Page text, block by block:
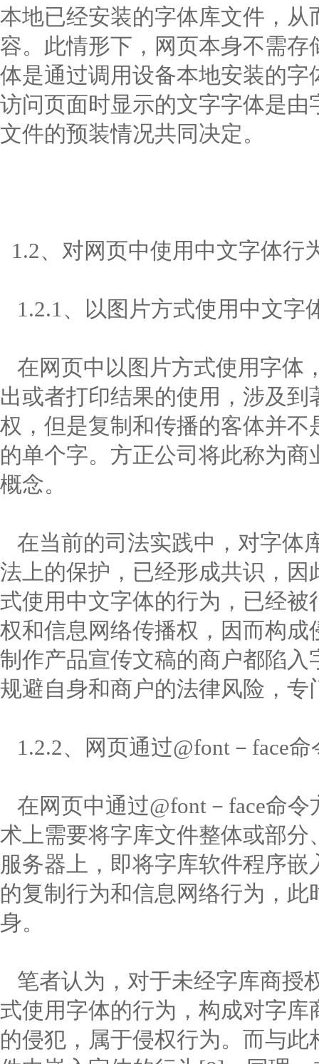
本地已经安装的字体库文件，
容。此情形下，网页本身不需
体是通过调用设备本地安装的
访问页面时显示的文字字体是
文件的预装情况共同决定。
1.2、对网页中使用中文字体行
1.2.1、以图片方式使用中文字
在网页中以图片方式使用字体
出或者打印结果的使用，涉及
权，但是复制和传播的客体并
的单个字。方正公司将此称为
概念。
在当前的司法实践中，对字体
法上的保护，已经形成共识，
式使用中文字体的行为，已经
权和信息网络传播权，因而构
制作产品宣传文稿的商户都陷
规避自身和商户的法律风险，
1.2.2、网页通过@font－face
在网页中通过@font－face命
术上需要将字库文件整体或部
服务器上，即将字库软件程序
的复制行为和信息网络行为，
身。
笔者认为，对于未经字库商授
式使用字体的行为，构成对字
的侵犯，属于侵权行为。而与